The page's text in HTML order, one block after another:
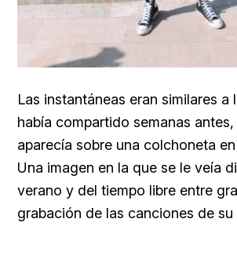
Las instantáneas eran similares a
había compartido semanas
aparecía sobre una colchoneta
Una imagen en la que se le veía
verano y del tiempo libre entre
grabación de las canciones de su